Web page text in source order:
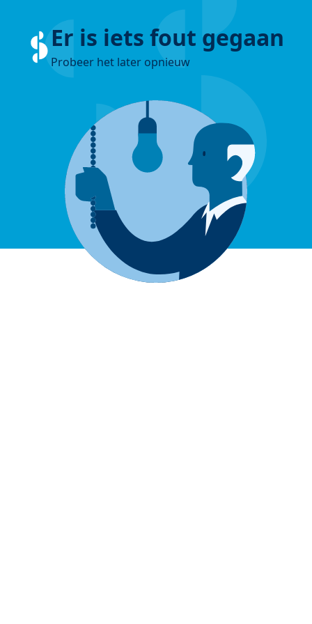
Er is iets fout gegaan
Probeer het later opnieuw